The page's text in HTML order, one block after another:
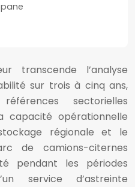
transcende l’analyse
sur trois à cinq ans,
sectorielles
capacité opérationnelle
régionale et le
de camions-citernes
pendant les périodes
service d’astreinte